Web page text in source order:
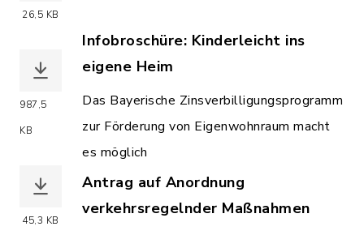
26,5 KB
987,5
KB
Infobroschüre: Kinderleicht ins
eigene Heim
(Dateiname:
Das Bayerische Zinsverbilligungsprogramm
zur Förderung von Eigenwohnraum macht
es möglich
45,3 KB
Antrag auf Anordnung
verkehrsregelnder Maßnahmen